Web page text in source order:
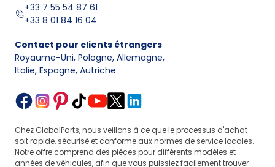
+33 7 55 54 87 61
+33 8 01 84 16 04
Contact pour clients étrangers
Royaume-Uni, Pologne, Allemagne,
Italie, Espagne, Autriche
Chez GlobalParts, nous veillons à ce que le processus d'achat
soit rapide, sécurisé et conforme aux normes de service locales.
Notre offre comprend des pièces pour différents modèles et
années de véhicules, afin que vous puissiez facilement trouver